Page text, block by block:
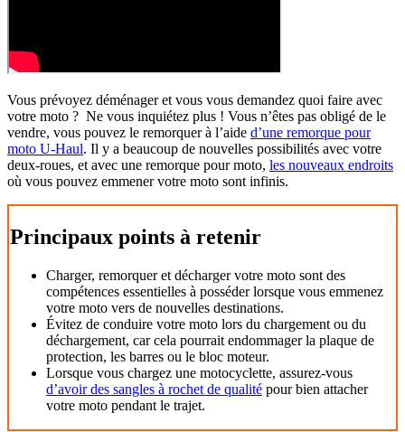
Vous prévoyez déménager et vous vous demandez quoi faire avec
votre moto ? Ne vous inquiétez plus ! Vous n’êtes pas obligé de le
vendre, vous pouvez le remorquer à l’aide d’une remorque pour
moto U-Haul. Il y a beaucoup de nouvelles possibilités avec votre
deux-roues, et avec une remorque pour moto, les nouveaux endroits
où vous pouvez emmener votre moto sont infinis.
Principaux points à retenir
Charger, remorquer et décharger votre moto sont des
compétences essentielles à posséder lorsque vous emmenez
votre moto vers de nouvelles destinations.
Évitez de conduire votre moto lors du chargement ou du
déchargement, car cela pourrait endommager la plaque de
protection, les barres ou le bloc moteur.
Lorsque vous chargez une motocyclette, assurez-vous
d’avoir des sangles à rochet de qualité pour bien attacher
votre moto pendant le trajet.